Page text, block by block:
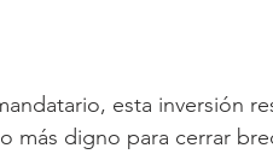
esta inversión
más digno para cerrar